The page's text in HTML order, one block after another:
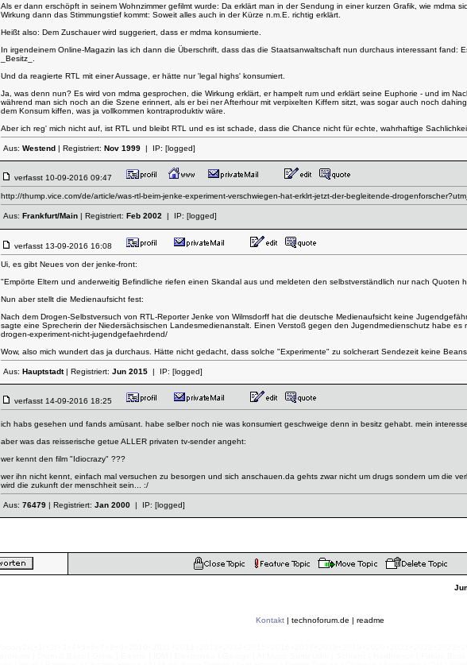
Als er dann erschöpft in seinem Wohnzimmer gefilmt wurde: Da erklärt man in der Sendung in einer kurzen Grafik, wie
Wirkung dann das Stimmungstief kommt: Soweit alles auch in der Kürze n.m.E. richtig erklärt.
Heißt also: Dem Zuschauer wird suggeriert, dass er mdma konsumierte.
In irgendeinem Online-Magazin las ich dann die Überschrift, dass das die Staatsanwaltschaft nun durchaus interessant
_Besitz_.
Und da reagierte RTL mit einer Aussage, er hätte nur 'legal highs' konsumiert.
Ja, was denn nun? Es wird von mdma gesprochen, die Wirkung erklärt, er hampelt rum und erklärt seine Euphorie - und im
während man sich noch an die Szene erinnert, als er bei ner Afterhour mit verpixelten Kiffern sitzt, was sogar auch noch
dem Konsum kiffen, was ja vollkommen kontraproduktiv wäre.
Aber ich reg' mich nicht auf, ist RTL und bleibt RTL und es ist schade, dass die Chance nicht für echte, wahrhaftige
Aus: Westend | Registriert: Nov 1999 | IP: [logged]
verfasst 10-09-2016 09:47
http://thump.vice.com/de/article/was-rtl-beim-jenke-experiment-verschwiegen-hat-erklrt-jetzt-der-begleitende-
Aus: Frankfurt/Main | Registriert: Feb 2002 | IP: [logged]
verfasst 13-09-2016 16:08
Ui, es gibt Neues von der jenke-front:
"Empörte Eltern und anderweitig Befindliche riefen einen Skandal aus und meldeten den selbstverständlich nur nach Quoten
Nun aber stellt die Medienaufsicht fest:
Nach dem Drogen-Selbstversuch von RTL-Reporter Jenke von Wilmsdorff hat die deutsche Medienaufsicht keine
sagte eine Sprecherin der Niedersächsischen Landesmedienanstalt. Einen Verstoß gegen den Jugendmedienschutz habe es
drogen-experiment-nicht-jugendgefaehrdend/
Wow, also mich wundert das ja durchaus. Hätte nicht gedacht, dass solche "Experimente" zu solcherart Sendezeit keine
Aus: Hauptstadt| Registriert: Jun 2015 | IP: [logged]
verfasst 14-09-2016 18:25
ich habs gesehen und fands amüsant. habe selber noch nie was konsumiert geschweige denn in besitz gehabt. mein
aber was das reisserische getue ALLER privaten tv-sender angeht:
wer kennt den film "Idiocrazy" ???
wer ihn nicht kennt, einfach mal versuchen zu besorgen und sich anschauen.da gehts zwar nicht um drugs sondern um die
wird die zukunft der menschheit sein... :/
Aus: 76479 | Registriert: Jan 2000 | IP: [logged]
Kontakt | technoforum.de | readme